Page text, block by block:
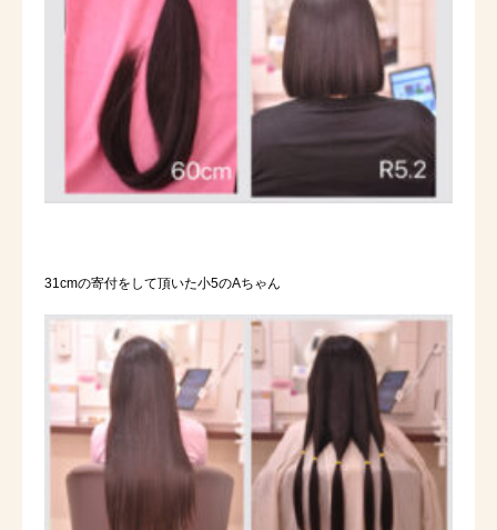
31cmの寄付をして頂いた小5のAちゃん